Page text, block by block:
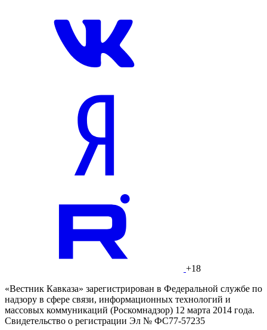
+18
«Вестник Кавказа» зарегистрирован в Федеральной службе по
надзору в сфере связи, информационных технологий и
массовых коммуникаций (Роскомнадзор) 12 марта 2014 года.
Свидетельство о регистрации Эл № ФС77-57235